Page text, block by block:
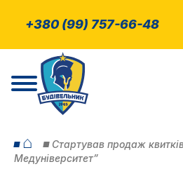
+380 (99) 757-66-48
⌂
Cтартував продаж
Медуніверситет”